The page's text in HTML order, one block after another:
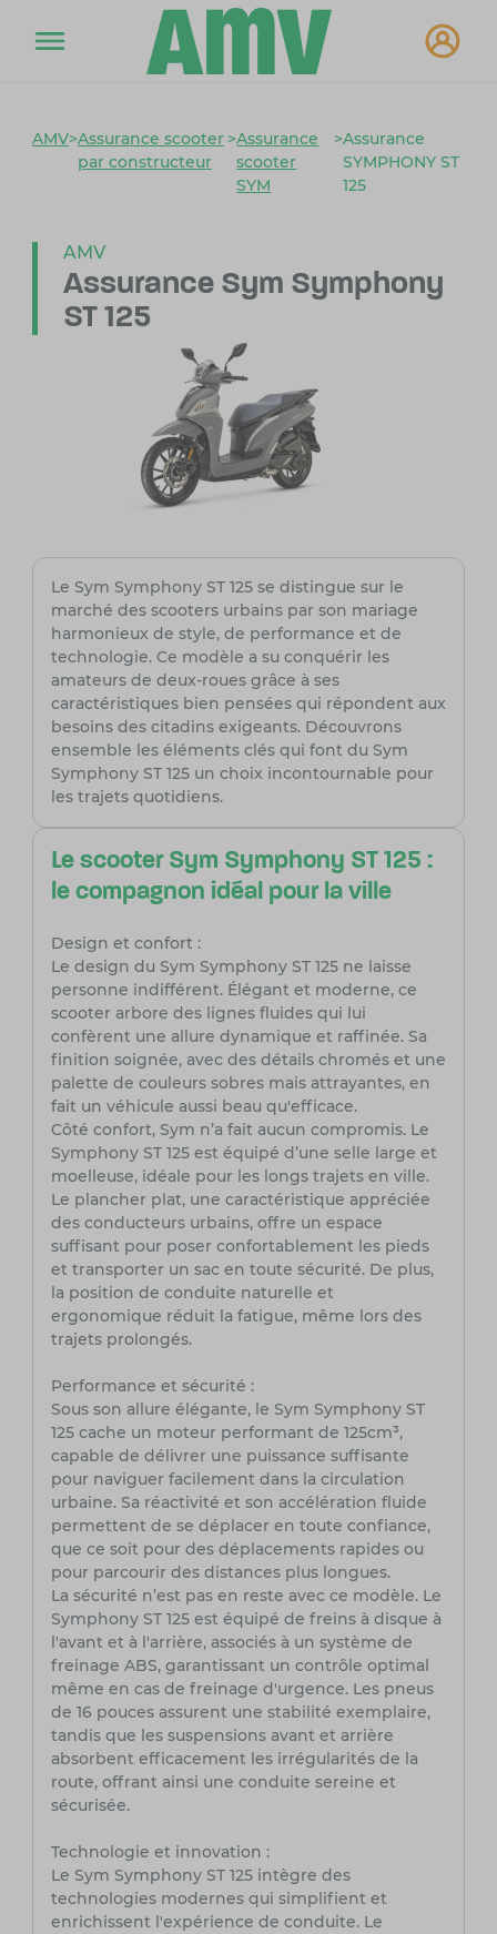
AMV>Assurance scooter
par constructeur
>Assurance
scooter
SYM
>Assurance
SYMPHONY ST
125
AMV
Assurance Sym Symphony
ST 125
Le Sym Symphony ST 125 se distingue sur le
marché des scooters urbains par son mariage
harmonieux de style, de performance et de
technologie. Ce modèle a su conquérir les
amateurs de deux-roues grâce à ses
caractéristiques bien pensées qui répondent aux
besoins des citadins exigeants. Découvrons
ensemble les éléments clés qui font du Sym
Symphony ST 125 un choix incontournable pour
les trajets quotidiens.
Le scooter Sym Symphony ST 125 :
le compagnon idéal pour la ville
Design et confort :
Le design du Sym Symphony ST 125 ne laisse
personne indifférent. Élégant et moderne, ce
scooter arbore des lignes fluides qui lui
confèrent une allure dynamique et raffinée. Sa
finition soignée, avec des détails chromés et une
palette de couleurs sobres mais attrayantes, en
fait un véhicule aussi beau qu'efficace.
Côté confort, Sym n’a fait aucun compromis. Le
Symphony ST 125 est équipé d’une selle large et
moelleuse, idéale pour les longs trajets en ville.
Le plancher plat, une caractéristique appréciée
des conducteurs urbains, offre un espace
suffisant pour poser confortablement les pieds
et transporter un sac en toute sécurité. De plus,
la position de conduite naturelle et
ergonomique réduit la fatigue, même lors des
trajets prolongés.
Performance et sécurité :
Sous son allure élégante, le Sym Symphony ST
125 cache un moteur performant de 125cm³,
capable de délivrer une puissance suffisante
pour naviguer facilement dans la circulation
urbaine. Sa réactivité et son accélération fluide
permettent de se déplacer en toute confiance,
que ce soit pour des déplacements rapides ou
pour parcourir des distances plus longues.
La sécurité n’est pas en reste avec ce modèle. Le
Symphony ST 125 est équipé de freins à disque à
l'avant et à l'arrière, associés à un système de
freinage ABS, garantissant un contrôle optimal
même en cas de freinage d'urgence. Les pneus
de 16 pouces assurent une stabilité exemplaire,
tandis que les suspensions avant et arrière
absorbent efficacement les irrégularités de la
route, offrant ainsi une conduite sereine et
sécurisée.
Technologie et innovation :
Le Sym Symphony ST 125 intègre des
technologies modernes qui simplifient et
enrichissent l'expérience de conduite. Le